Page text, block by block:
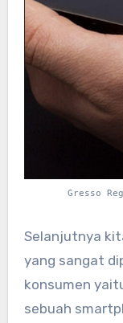
Gresso
Selanjutnya
yang sangat
konsumen
sebuah